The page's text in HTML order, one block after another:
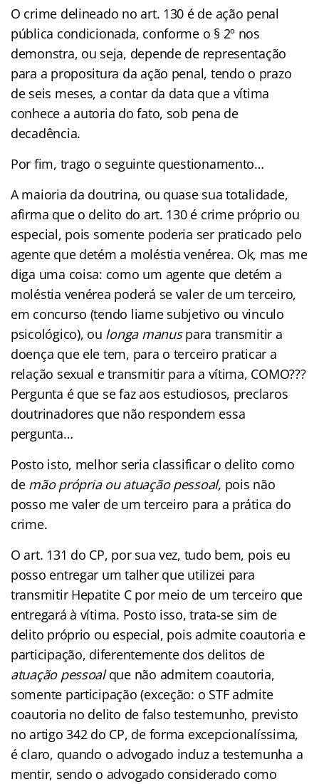
O crime delineado no art. 130 é de ação penal
pública condicionada, conforme o § 2º nos
demonstra, ou seja, depende de representação
para a propositura da ação penal, tendo o prazo
de seis meses, a contar da data que a vítima
conhece a autoria do fato, sob pena de
decadência.
Por fim, trago o seguinte questionamento…
A maioria da doutrina, ou quase sua totalidade,
afirma que o delito do art. 130 é crime próprio ou
especial, pois somente poderia ser praticado pelo
agente que detém a moléstia venérea. Ok, mas me
diga uma coisa: como um agente que detém a
moléstia venérea poderá se valer de um terceiro,
em concurso (tendo liame subjetivo ou vinculo
psicológico), ou longa manuspara transmitir a
doença que ele tem, para o terceiro praticar a
relação sexual e transmitir para a vítima, COMO???
Pergunta é que se faz aos estudiosos, preclaros
doutrinadores que não respondem essa
pergunta…
Posto isto, melhor seria classificar o delito como
de mão própria ou atuação pessoal, pois não
posso me valer de um terceiro para a prática do
crime.
O art. 131 do CP, por sua vez, tudo bem, pois eu
posso entregar um talher que utilizei para
transmitir Hepatite C por meio de um terceiro que
entregará à vítima. Posto isso, trata-se sim de
delito próprio ou especial, pois admite coautoria e
participação, diferentemente dos delitos de
atuação pessoalque não admitem coautoria,
somente participação (exceção: o STF admite
coautoria no delito de falso testemunho, previsto
no artigo 342 do CP, de forma excepcionalíssima,
é claro, quando o advogado induz a testemunha a
mentir, sendo o advogado considerado como